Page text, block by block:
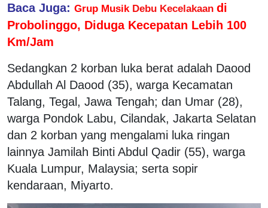
Baca Juga: Grup Musik Debu Kecelakaan di
Probolinggo, Diduga Kecepatan Lebih 100
Km/Jam
Sedangkan 2 korban luka berat adalah Daood
Abdullah Al Daood (35), warga Kecamatan
Talang, Tegal, Jawa Tengah; dan Umar (28),
warga Pondok Labu, Cilandak, Jakarta Selatan
dan 2 korban yang mengalami luka ringan
lainnya Jamilah Binti Abdul Qadir (55), warga
Kuala Lumpur, Malaysia; serta sopir
kendaraan, Miyarto.